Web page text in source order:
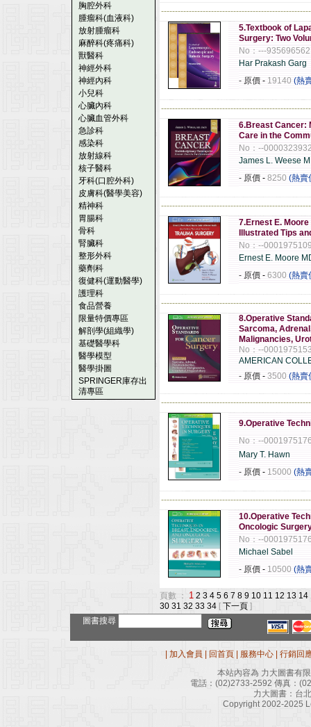
胸腔外科
腫瘤科(血液科)
放射腫瘤科
麻醉科(疼痛科)
獸醫科
神經外科
神經內科
小兒科
心臟內科
心臟血管外科
急診科
感染科
放射線科
核子醫科
牙科(口腔外科)
皮膚科(醫學美容)
精神科
胃腸科
骨科
腎臟科
整形外科
藥劑科
復健科(運動醫學)
護理科
食品營養
限量特價專區
解剖學(組織學)
基礎醫學科
醫學模型
醫學掛圖
SPRINGER庫存出
清專區
5.Textbook of
Surgery: Two
No：---
Har Prakash Garg
- 原價 - 19140 (熱
6.Breast Cancer:
Care in the
No：--
James L. Weese
- 原價 - 8250 (熱賣
7.Ernest E.
Illustrated Tips
No：--
Ernest E. Moore
- 原價 - 6300 (熱賣
8.Operative
Sarcoma,
Malignancies,
No：--
AMERICAN
- 原價 - 3500 (熱賣
9.Operative
No：--
Mary T. Hawn
- 原價 - 15000 (熱
10.Operative
Oncologic
No：--
Michael Sabel
- 原價 - 10500 (熱
頁數 ： 1 2 3 4 5 6 7 8 9 10 11 12 13 14
30 31 32 33 34 [ 下一頁 ]
圖書搜尋
加入會員 回首頁 服務中心
行銷回
本站內容為 力大圖書有
電話： (02)2733-2592 傳真：
力大圖書：台
Copyright 2002-2025